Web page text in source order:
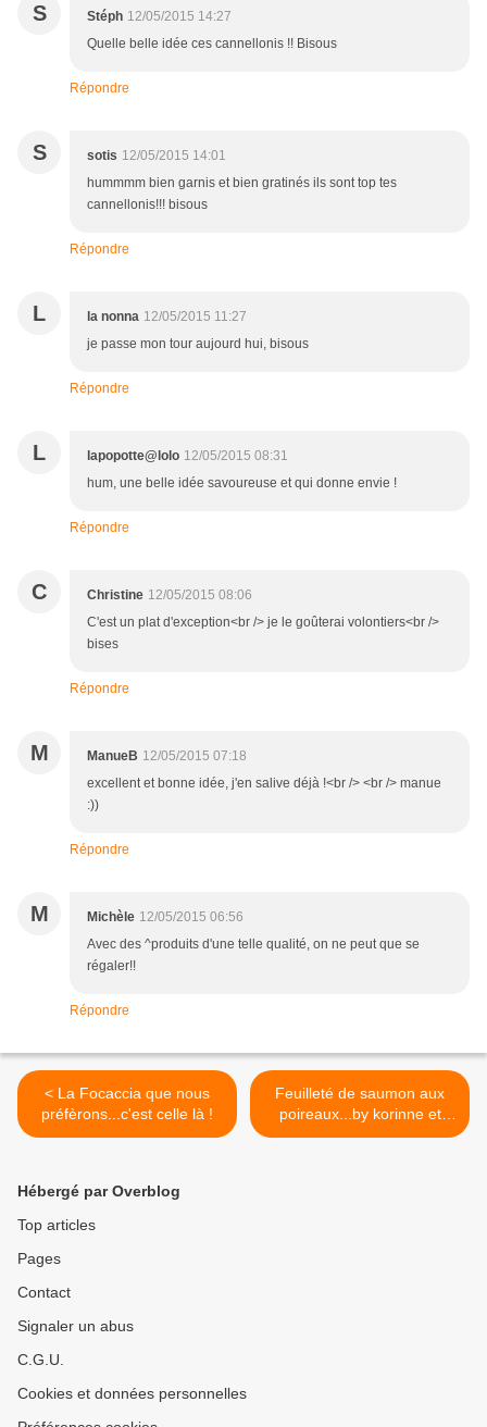
S Stéph 12/05/2015 14:27
Quelle belle idée ces cannellonis !! Bisous
Répondre
S sotis 12/05/2015 14:01
hummmm bien garnis et bien gratinés ils sont top tes
cannellonis!!! bisous
Répondre
L la nonna 12/05/2015 11:27
je passe mon tour aujourd hui, bisous
Répondre
L lapopotte@lolo 12/05/2015 08:31
hum, une belle idée savoureuse et qui donne envie !
Répondre
C Christine 12/05/2015 08:06
C'est un plat d'exception<br /> je le goûterai volontiers<br />
bises
Répondre
M ManueB 12/05/2015 07:18
excellent et bonne idée, j'en salive déjà !<br /> <br /> manue
:))
Répondre
M Michèle 12/05/2015 06:56
Avec des ^produits d'une telle qualité, on ne peut que se
régaler!!
Répondre
< La Focaccia que nous
préfèrons...c'est celle là !
Feuilleté de saumon aux
poireaux...by korinne et
façon WeightWatchers >
Hébergé par Overblog
Top articles
Pages
Contact
Signaler un abus
C.G.U.
Cookies et données personnelles